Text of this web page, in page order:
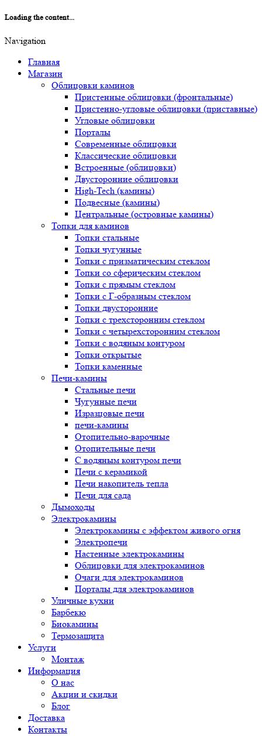
Loading the content...
Navigation
Главная
Магазин
Облицовки каминов
Пристенные облицовки (фронтальные)
Пристенно-угловые облицовки (приставные)
Угловые облицовки
Порталы
Современные облицовки
Классические облицовки
Встроенные (облицовки)
Двусторонние облицовки
High-Tech (камины)
Подвесные (камины)
Центральные (островные камины)
Топки для каминов
Топки стальные
Топки чугунные
Топки с призматическим стеклом
Топки со сферическим стеклом
Топки с прямым стеклом
Топки с Г-образным стеклом
Топки двусторонние
Топки с трехсторонним стеклом
Топки с четырехсторонним стеклом
Топки с водяным контуром
Топки открытые
Топки каменные
Печи-камины
Стальные печи
Чугунные печи
Изразцовые печи
печи-камины
Отопительно-варочные
Отопительные печи
С водяным контуром печи
Печи с керамикой
Печи накопитель тепла
Печи для сада
Дымоходы
Электрокамины
Электрокамины с эффектом живого огня
Электропечи
Настенные электрокамины
Облицовки для электрокаминов
Очаги для электрокаминов
Порталы для электрокаминов
Уличные кухни
Барбекю
Биокамины
Термозащита
Услуги
Монтаж
Информация
О нас
Акции и скидки
Блог
Доставка
Контакты